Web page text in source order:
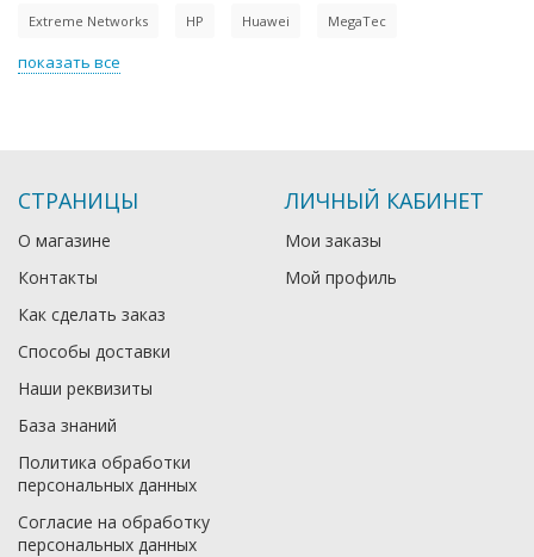
Extreme Networks HP Huawei MegaTec
показать все
СТРАНИЦЫ
О магазине
Контакты
Как сделать заказ
Способы доставки
Наши реквизиты
База знаний
Политика обработки
персональных данных
Согласие на обработку
персональных данных
ЛИЧНЫЙ КАБИНЕТ
Мои заказы
Мой профиль